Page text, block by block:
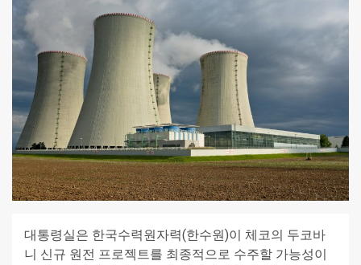
대통령실은 한국수력원자력(한수원)이 체코의 두코바
니 신규 원전 프로젝트를 최종적으로 수주할 가능성이